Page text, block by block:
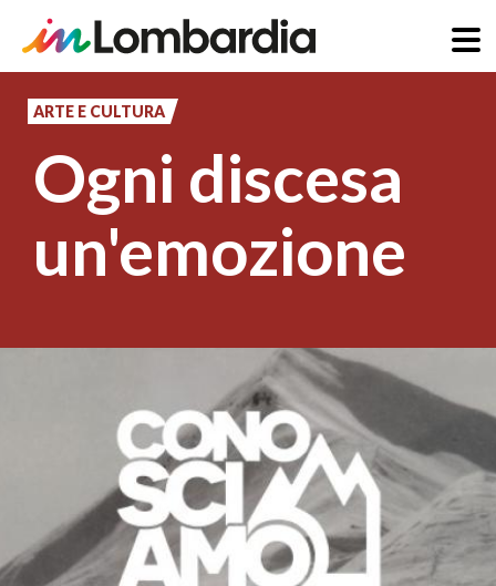
principale
ARTE E CULTURA
Ogni discesa
un'emozione